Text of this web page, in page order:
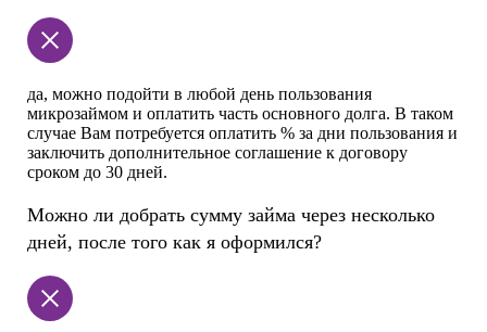
да, можно подойти в любой день пользования
микрозаймом и оплатить часть основного долга. В таком
случае Вам потребуется оплатить % за дни пользования и
заключить дополнительное соглашение к договору
сроком до 30 дней.
Можно ли добрать сумму займа через несколько
дней, после того как я оформился?